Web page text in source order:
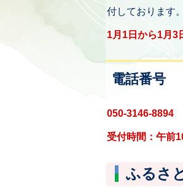
付しております。
1月1日から1月3
電話番号
050-3146-8894
受付時間：午前
ふるさ